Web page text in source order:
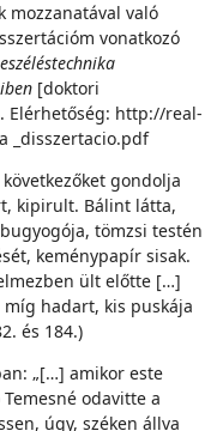
mozzanatával való
vonatkozó
[doktori
Elérhetőség: http://real-
_disszertacio.pdf
gondolja
kipirult. Bálint látta,
tömzsi testén
keménypapír sisak.
ült előtte […]
míg hadart, kis puskája
és 184.)
„[…] amikor este
odavitte a
úgy, széken állva